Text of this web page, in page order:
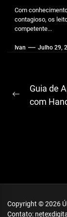
Com
contagioso, os
competente...
Ivan Julho 29,
Previous
Guia de
com
Copyright © 2026
Contato: